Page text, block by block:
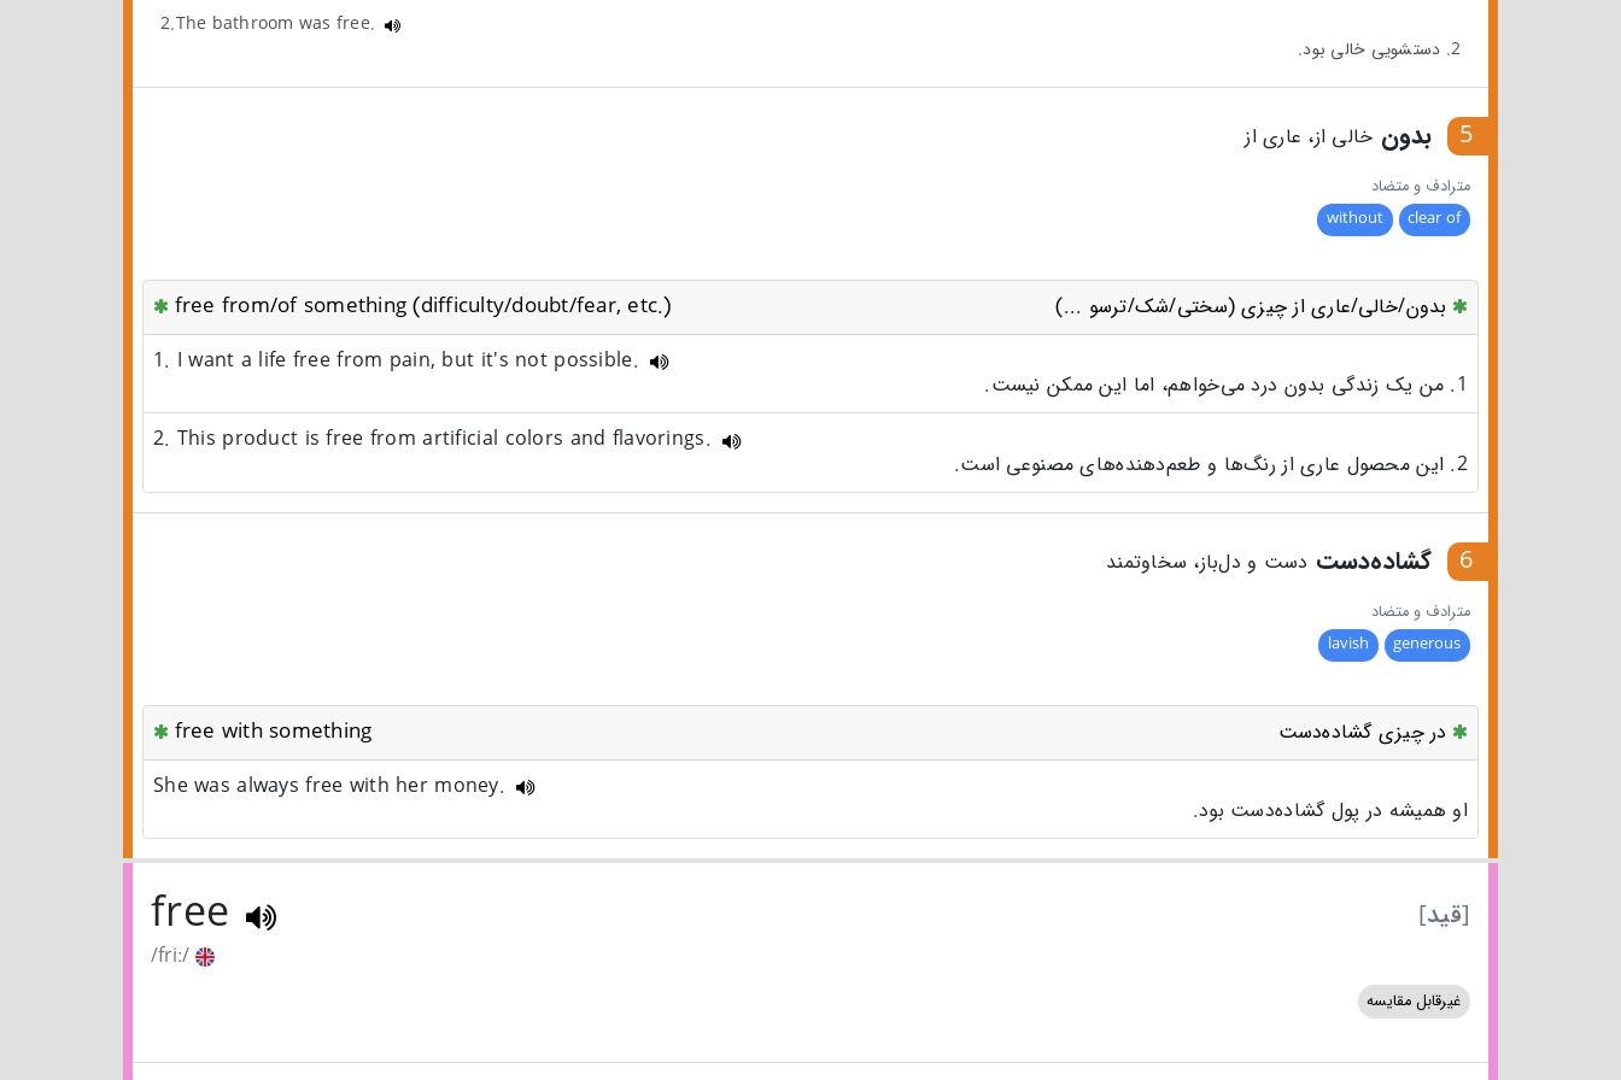
2.The bathroom was free.
2. دستشویی خالی بود.
5 بدون خالی از، عاری از
مترادف و متضاد
clear of
without
free from/of something (difficulty/doubt/fear, etc.)
بدون/خالی/عاری از چیزی (سختی/شک/ترسو ...)
1. I want a life free from pain, but it's not possible.
1. من یک زندگی بدون درد می‌خواهم، اما این ممکن نیست.
2. This product is free from artificial colors and flavorings.
2. این محصول عاری از رنگ‌ها و طعم‌دهنده‌های مصنوعی است.
6 گشاده‌دست دست و دل‌باز، سخاوتمند
مترادف و متضاد
generous
lavish
free with something
در چیزی گشاده‌دست
She was always free with her money.
او همیشه در پول گشاده‌دست بود.
[قید] free
/friː/
غیرقابل مقایسه